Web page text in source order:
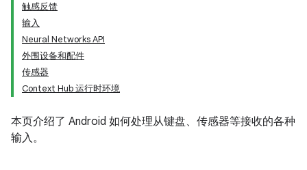
触感反馈
输入
Neural Networks API
外围设备和配件
传感器
Context Hub 运行时环境
本页介绍了 Android 如何处理从键盘、传感器等接收的各种
输入。